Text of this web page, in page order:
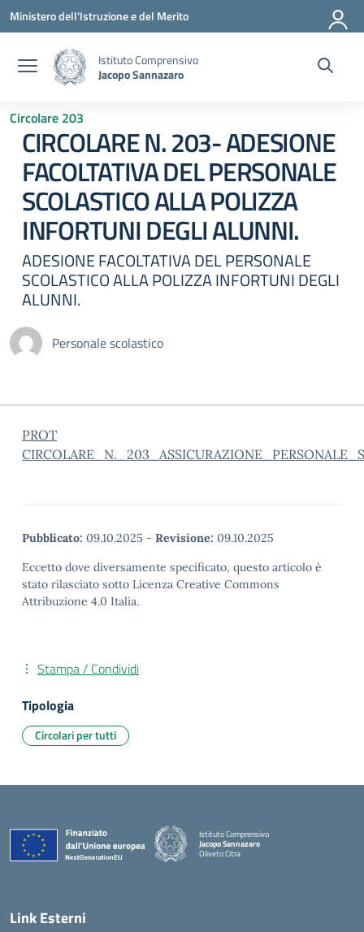
Vai ai contenuti
Vai al menu di navigazione
Vai al footer
Ministero dell'Istruzione e del Merito
Istituto Comprensivo
Jacopo Sannazaro
Circolare 203
CIRCOLARE N. 203- ADESIONE
FACOLTATIVA DEL PERSONALE
SCOLASTICO ALLA POLIZZA
INFORTUNI DEGLI ALUNNI.
ADESIONE FACOLTATIVA DEL PERSONALE
SCOLASTICO ALLA POLIZZA INFORTUNI DEGLI
ALUNNI.
Personale scolastico
PROT
Pubblicato: 09.10.2025 - Revisione: 09.10.2025
Eccetto dove diversamente specificato, questo articolo è
stato rilasciato sotto Licenza Creative Commons
Attribuzione 4.0 Italia.
Stampa / Condividi
Tipologia
Circolari per tutti
Istituto Comprensivo
Jacopo Sannazaro
Oliveto Citra
Link Esterni